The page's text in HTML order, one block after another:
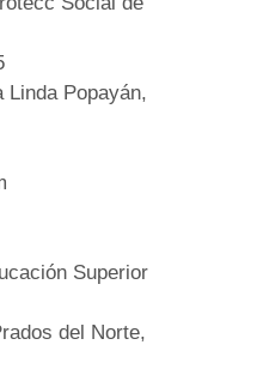
Linda Popayán,
Superior
del Norte,